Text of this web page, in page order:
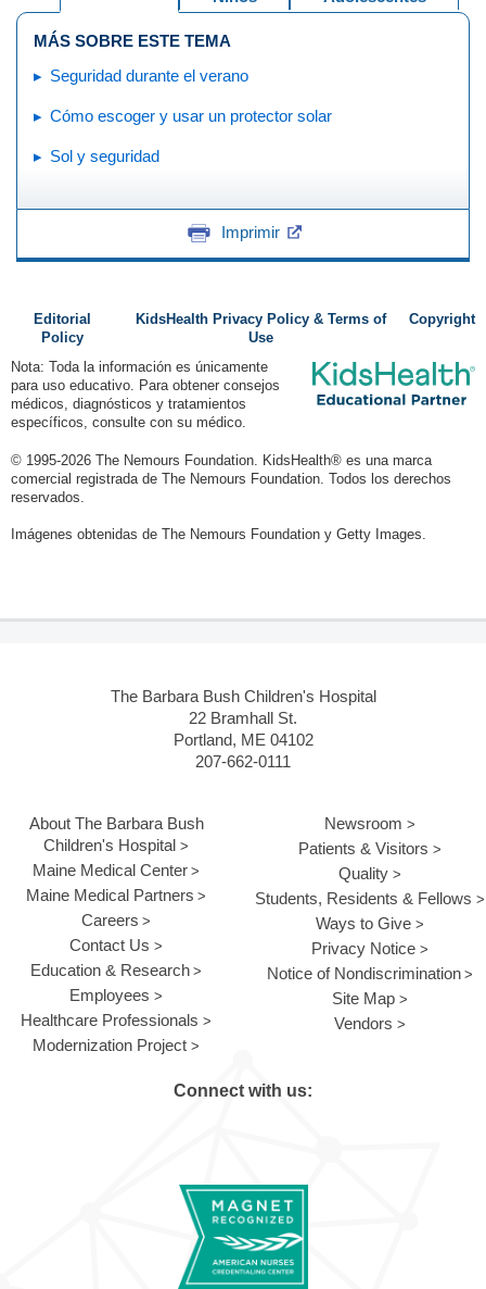
MÁS SOBRE ESTE TEMA
Seguridad durante el verano
Cómo escoger y usar un protector solar
Sol y seguridad
Imprimir
Editorial
Policy
KidsHealth Privacy Policy & Terms of
Use
Copyright
Nota: Toda la información es únicamente
para uso educativo. Para obtener consejos
médicos, diagnósticos y tratamientos
específicos, consulte con su médico.
© 1995-2026 The Nemours Foundation. KidsHealth® es una marca
comercial registrada de The Nemours Foundation. Todos los derechos
reservados.
Imágenes obtenidas de The Nemours Foundation y Getty Images.
The Barbara Bush Children's Hospital
22 Bramhall St.
Portland, ME 04102
207-662-0111
About The Barbara Bush
Children's Hospital
Maine Medical Center
Maine Medical Partners
Careers
Contact Us
Education & Research
Employees
Healthcare Professionals
Modernization Project
Newsroom
Patients & Visitors
Quality
Students, Residents & Fellows
Ways to Give
Privacy Notice
Notice of Nondiscrimination
Site Map
Vendors
Connect with us: